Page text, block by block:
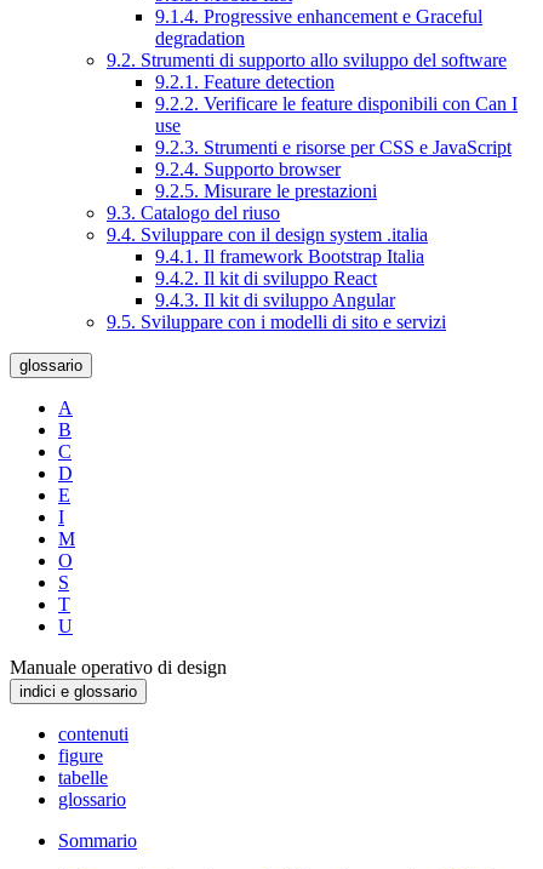
9.1.4. Progressive enhancement e Graceful
degradation
9.2. Strumenti di supporto allo sviluppo del software
9.2.1. Feature detection
9.2.2. Verificare le feature disponibili con Can I
use
9.2.3. Strumenti e risorse per CSS e JavaScript
9.2.4. Supporto browser
9.2.5. Misurare le prestazioni
9.3. Catalogo del riuso
9.4. Sviluppare con il design system .italia
9.4.1. Il framework Bootstrap Italia
9.4.2. Il kit di sviluppo React
9.4.3. Il kit di sviluppo Angular
9.5. Sviluppare con i modelli di sito e servizi
glossario
A
B
C
D
E
I
M
O
S
T
U
Manuale operativo di design
indici e glossario
contenuti
figure
tabelle
glossario
Sommario